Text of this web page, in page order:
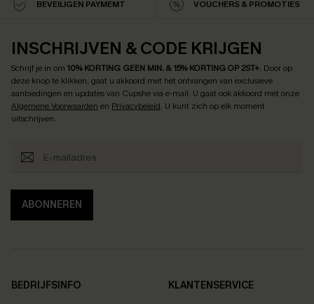
BEVEILIGEN PAYMEMT VOUCHERS & PROMOTIES
INSCHRIJVEN & CODE KRIJGEN
Schrijf je in om 10% KORTING GEEN MIN. & 15% KORTING OP 2ST+. Door op
deze knop te klikken, gaat u akkoord met het ontvangen van exclusieve
aanbiedingen en updates van Cupshe via e-mail. U gaat ook akkoord met onze
Algemene Voorwaarden en Privacybeleid. U kunt zich op elk moment
uitschrijven.
ABONNEREN
BEDRIJFSINFO
KLANTENSERVICE